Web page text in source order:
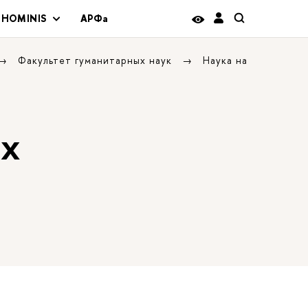
АРФа
Факультет гуманитарных наук Наука на